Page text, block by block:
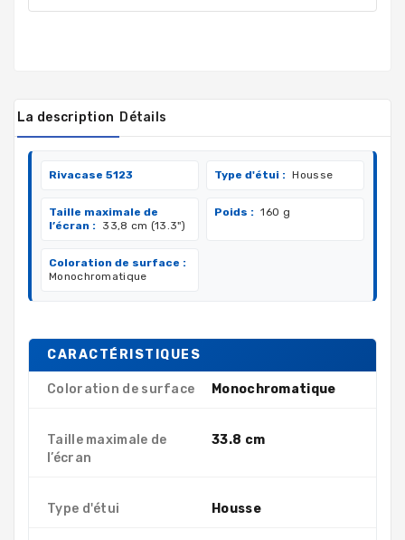
La description Détails
Rivacase 5123 Type d'étui : Housse
Taille maximale de
l’écran :
33,8 cm (13.3")
Poids : 160 g
Coloration de surface :
Monochromatique
CARACTÉRISTIQUES
Coloration de surface Monochromatique
Taille maximale de
l’écran
33.8 cm
Type d'étui Housse